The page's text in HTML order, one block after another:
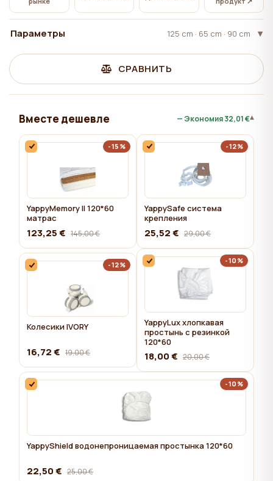
Параметры 125 cm · 65 сm · 90 сm
СРАВНИТЬ
Вместе дешевле — Экономия32,01 €▾
-15%
YappyMemory II 120*60
матрас
123,25 € 145,00 €
-12%
YappySafe система
крепления
25,52 € 29,00 €
-12%
Колесики IVORY
16,72 € 19,00 €
-10%
YappyLux хлопкавая
простынь с резинкой
120*60
18,00 € 20,00 €
-10%
YappyShield водонепроницаемая простынка 120*60
22,50 € 25,00 €